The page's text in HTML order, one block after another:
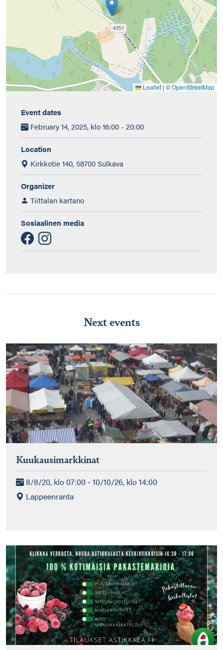
Leaflet | ©OpenStreetMap
Event dates
February 14, 2025, klo 16:00 - 20:00
Location
Kirkkotie 140, 58700 Sulkava
Organizer
Tiittalan kartano
Sosiaalinen media
Next events
Kuukausimarkkinat
8/8/20, klo 07:00 - 10/10/26, klo 14:00
Lappeenranta